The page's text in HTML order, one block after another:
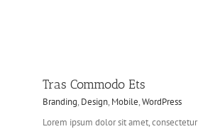
Tras Commodo Ets
Branding, Design, Mobile,WordPress
Lorem ipsum dolor sit amet,